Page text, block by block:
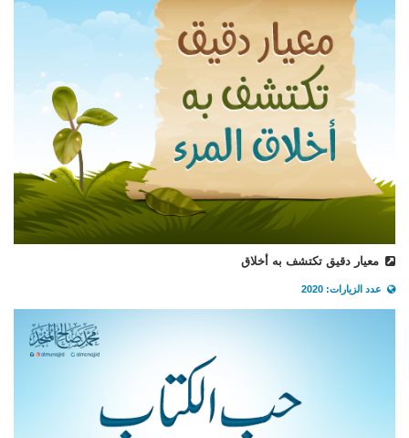
معيار دقيق تكتشف به أخلاق
عدد الزيارات: 2020